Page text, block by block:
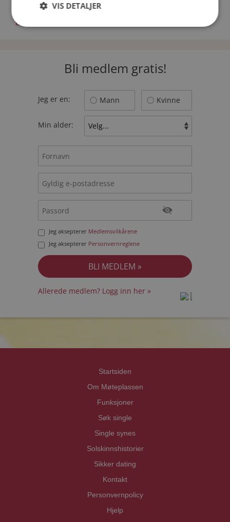
Date kvinner i Norge
Date menn i Norge
Bli medlem gratis!
Jeg er en: Mann Kvinne
Min alder:
Jeg aksepterer Medlemsvilkårene
Jeg aksepterer Personvernreglene
Allerede medlem? Logg inn her »
Startsiden
Om Møteplassen
Funksjoner
Søk single
Single synes
Solskinnshistorier
Sikker dating
Kontakt
Personvernpolicy
Hjelp
VIS DETALJER